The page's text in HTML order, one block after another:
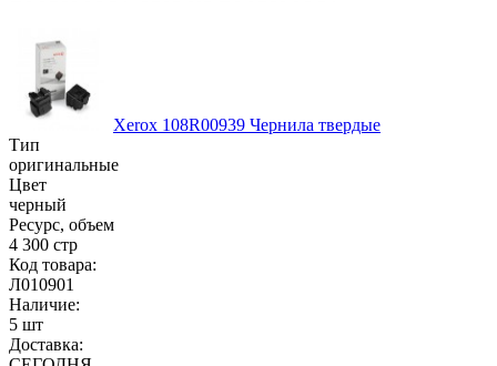
Xerox 108R00939 Чернила твердые
Тип
оригинальные
Цвет
черный
Ресурс, объем
4 300 стр
Код товара:
Л010901
Наличие:
5 шт
Доставка: